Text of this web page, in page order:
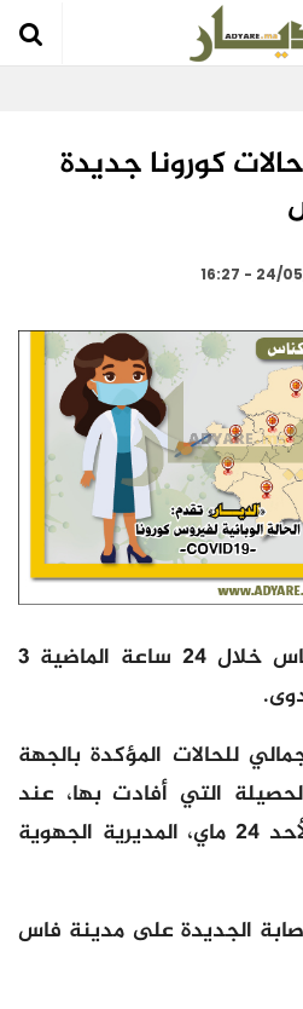
في يوم العيد.. 3 حالات كورونا جديدة
24/05/
سجلت جهة فاس مكناس خلال 24 ساعة الماضية 3
للحالات المؤكدة بالجهة
الحصيلة التي أفادت بها، عند
الرابعة زوالا من اليوم الأحد 24 ماي، المديرية الجهوية
الجديدة على مدينة فاس